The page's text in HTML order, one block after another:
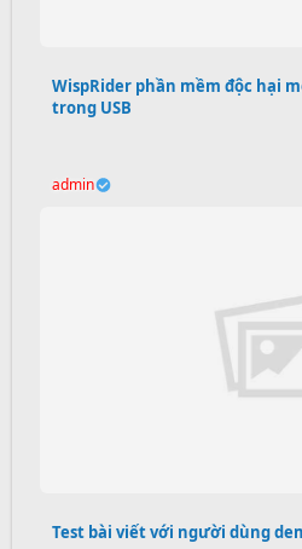
WispRider phần mềm độc hại
trong USB
admin
Test bài viết với người dùng